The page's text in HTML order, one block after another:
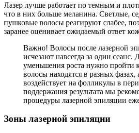
Лазер лучше работает по темным и
что в них больше меланина. Светлые,
пушковые волосы реагируют слабее,
заранее оценивает ожидаемый ответ
Важно! Волосы после лазерной
исчезают навсегда за один сеанс.
уменьшения роста нужно пройти
волосы находятся в разных фазах,
воздействует на фолликулы в
поддержания результата мы
процедуры лазерной эпиляции
Зоны лазерной эпиляции